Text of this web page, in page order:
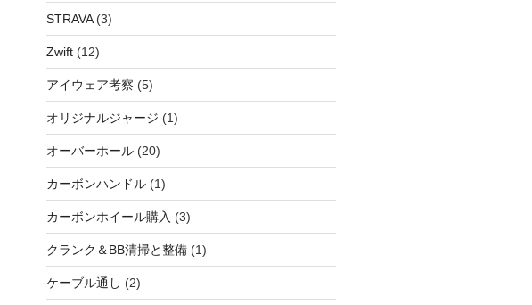
STRAVA(3)
Zwift(12)
アイウェア考察 (5)
オリジナルジャージ (1)
オーバーホール(20)
カーボンハンドル(1)
カーボンホイール購入 (3)
クランク＆BB清掃と整備(1)
ケーブル通し (2)